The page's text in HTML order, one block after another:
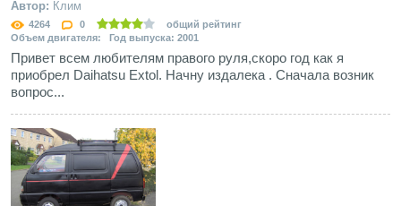
Автор: Клим
4264 0
общий рейтинг
Объем двигателя: Год выпуска: 2001
Привет всем любителям правого руля,скоро год как я
приобрел Daihatsu Extol. Начну издалека . Cначала возник
вопрос...